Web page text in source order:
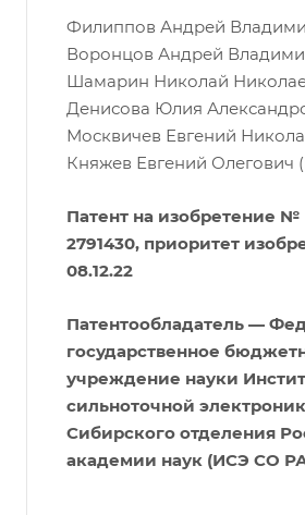
Филиппов Андрей
Воронцов Андрей
Шамарин Николай
Денисова Юлия
Москвичев Евгений
Княжев Евгений Олегович
Патент на изобретение №
2791430, приоритет
08.12.22
Патентообладатель —
государственное
учреждение науки
сильноточной
Сибирского отделения
академии наук (ИСЭ СО